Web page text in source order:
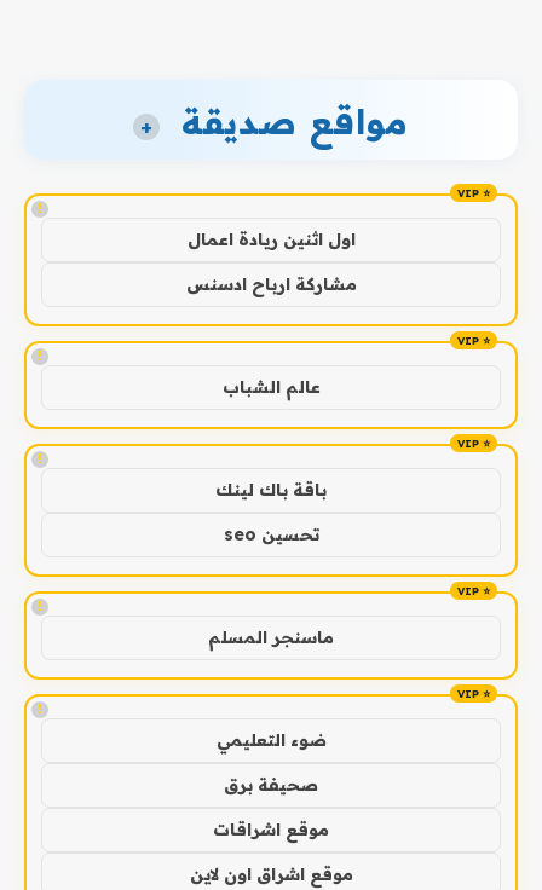
مواقع صديقة +
!
اول اثنين ريادة اعمال
مشاركة ارباح ادسنس
!
عالم الشباب
!
باقة باك لينك
تحسين seo
!
ماسنجر المسلم
!
ضوء التعليمي
صحيفة برق
موقع اشراقات
موقع اشراق اون لاين